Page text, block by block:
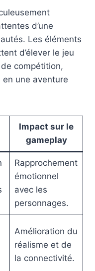
d’une
Les éléments
d’élever le jeu
compétition,
une aventure
Impact sur le
gameplay
Rapprochement
émotionnel
avec les
personnages.
Amélioration du
réalisme et de
la connectivité.